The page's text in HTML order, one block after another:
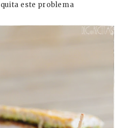
este problema